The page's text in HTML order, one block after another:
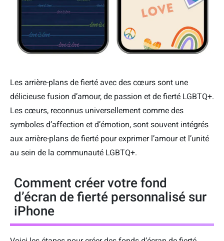
Les arrière-plans de fierté avec des cœurs sont une
délicieuse fusion d’amour, de passion et de fierté LGBTQ+.
Les cœurs, reconnus universellement comme des
symboles d’affection et d’émotion, sont souvent intégrés
aux arrière-plans de fierté pour exprimer l’amour et l’unité
au sein de la communauté LGBTQ+.
Comment créer votre fond
d’écran de fierté personnalisé sur
iPhone